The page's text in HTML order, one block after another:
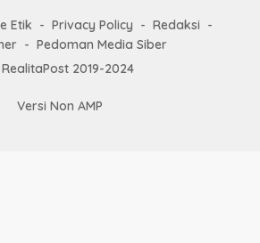
Etik Privacy Policy
Redaksi
Pedoman Media Siber
2019-2024
Versi Non AMP